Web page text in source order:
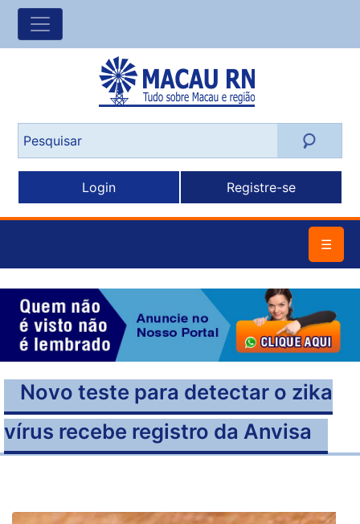
Login Registre-se
☰
Novo teste para detectar o zika
vírus recebe registro da Anvisa